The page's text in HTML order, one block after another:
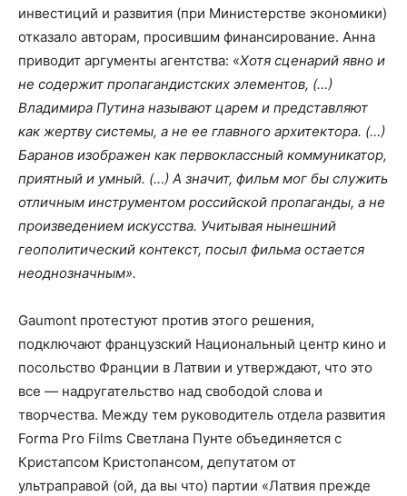
инвестиций и развития (при Министерстве экономики)
отказало авторам, просившим финансирование. Анна
приводит аргументы агентства: «Хотя сценарий явно и
не содержит пропагандистских элементов, (…)
Владимира Путина называют царем и представляют
как жертву системы, а не ее главного архитектора. (…)
Баранов изображен как первоклассный коммуникатор,
приятный и умный. (…) А значит, фильм мог бы служить
отличным инструментом российской пропаганды, а не
произведением искусства. Учитывая нынешний
геополитический контекст, посыл фильма остается
неоднозначным».
Gaumont протестуют против этого решения,
подключают французский Национальный центр кино и
посольство Франции в Латвии и утверждают, что это
все — надругательство над свободой слова и
творчества. Между тем руководитель отдела развития
Forma Pro Films Светлана Пунте объединяется с
Кристапсом Кристопансом, депутатом от
ультраправой (ой, да вы что) партии «Латвия прежде